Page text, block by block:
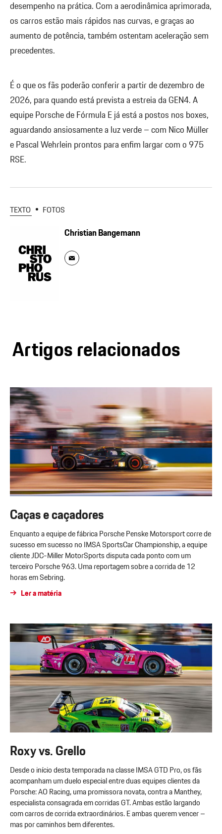
desempenho na prática. Com a aerodinâmica aprimorada,
os carros estão mais rápidos nas curvas, e graças ao
aumento de potência, também ostentam aceleração sem
precedentes.
É o que os fãs poderão conferir a partir de dezembro de
2026, para quando está prevista a estreia da GEN4. A
equipe Porsche de Fórmula E já está a postos nos boxes,
aguardando ansiosamente a luz verde – com Nico Müller
e Pascal Wehrlein prontos para enfim largar com o 975
RSE.
TEXTO FOTOS
Christian Bangemann
Artigos relacionados
Caças e caçadores
Enquanto a equipe de fábrica Porsche Penske Motorsport corre de
sucesso em sucesso no IMSA SportsCar Championship, a equipe
cliente JDC-Miller MotorSports disputa cada ponto com um
terceiro Porsche 963. Uma reportagem sobre a corrida de 12
horas em Sebring.
Ler a matéria
Roxy vs. Grello
Desde o início desta temporada na classe IMSA GTD Pro, os fãs
acompanham um duelo especial entre duas equipes clientes da
Porsche: AO Racing, uma promissora novata, contra a Manthey,
especialista consagrada em corridas GT. Ambas estão largando
com carros de corrida extraordinários. E ambas querem vencer –
mas por caminhos bem diferentes.